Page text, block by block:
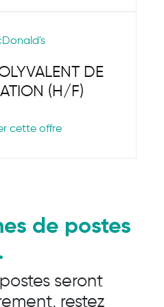
DE
(H/F)
cette offre
de postes
seront
restez